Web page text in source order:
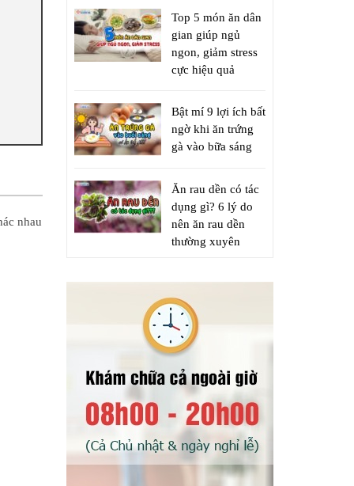
nhau
Top 5 món ăn dân
gian giúp ngủ
ngon, giảm stress
cực hiệu quả
Bật mí 9 lợi ích bất
ngờ khi ăn trứng
gà vào bữa sáng
Ăn rau dền có tác
dụng gì? 6 lý do
nên ăn rau dền
thường xuyên